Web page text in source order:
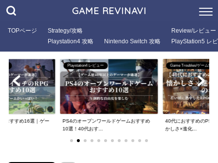
GAME REVINAVI
TOPページ
Strategy/攻略
Playstation4 攻略
Nintendo Switch 攻略
Review/レビュー
PlayStation5 レ
ルドゲームおすすめ
Game Troubles/ゲーム悩み
40代におすすめのPS5 RPG厳選9選！懐
かしさ×進化...
Playstation4 レビュー
PS4のRPGゲームお
選！大人がハマ...